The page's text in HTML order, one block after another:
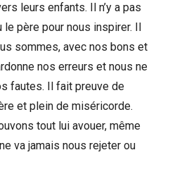
leurs enfants. Il n’y a pas
père pour nous inspirer. Il
sommes, avec nos bons et
nos erreurs et nous ne
fautes. Il fait preuve de
et plein de miséricorde.
tout lui avouer, même
va jamais nous rejeter ou